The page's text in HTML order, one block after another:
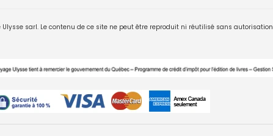
sarl. Le contenu de ce site ne peut être reproduit ni réutilisé sans autorisation